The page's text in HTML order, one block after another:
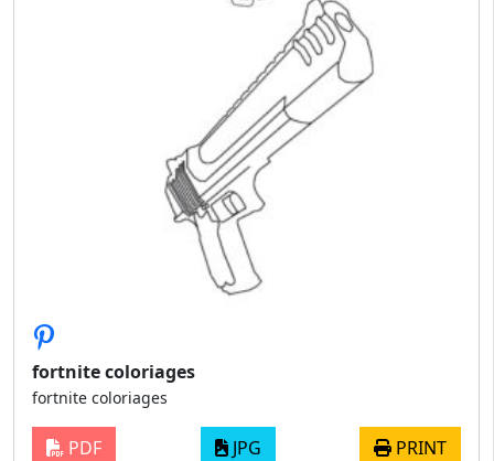
fortnite coloriages
fortnite coloriages
PDF JPG PRINT